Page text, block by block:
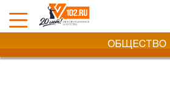
ОБЩЕСТВО